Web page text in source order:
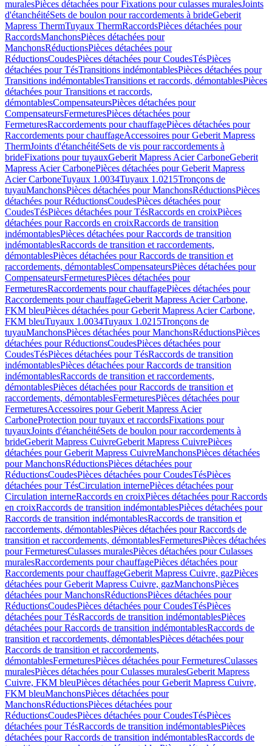
muralesPièces détachées pour Fixations pour culasses muralesJoints
d'étanchéitéSets de boulon pour raccordements à brideGeberit
Mapress ThermTuyaux ThermRaccordsPièces détachées pour
RaccordsManchonsPièces détachées pour
ManchonsRéductionsPièces détachées pour
RéductionsCoudesPièces détachées pour CoudesTésPièces
détachées pour TésTransitions indémontablesPièces détachées pour
Transitions indémontablesTransitions et raccords, démontablesPièces
détachées pour Transitions et raccords,
démontablesCompensateursPièces détachées pour
CompensateursFermeturesPièces détachées pour
FermeturesRaccordements pour chauffagePièces détachées pour
Raccordements pour chauffageAccessoires pour Geberit Mapress
ThermJoints d'étanchéitéSets de vis pour raccordements à
brideFixations pour tuyauxGeberit Mapress Acier CarboneGeberit
Mapress Acier CarbonePièces détachées pour Geberit Mapress
Acier CarboneTuyaux 1.0034Tuyaux 1.0215Tronçons de
tuyauManchonsPièces détachées pour ManchonsRéductionsPièces
détachées pour RéductionsCoudesPièces détachées pour
CoudesTésPièces détachées pour TésRaccords en croixPièces
détachées pour Raccords en croixRaccords de transition
indémontablesPièces détachées pour Raccords de transition
indémontablesRaccords de transition et raccordements,
démontablesPièces détachées pour Raccords de transition et
raccordements, démontablesCompensateursPièces détachées pour
CompensateursFermeturesPièces détachées pour
FermeturesRaccordements pour chauffagePièces détachées pour
Raccordements pour chauffageGeberit Mapress Acier Carbone,
FKM bleuPièces détachées pour Geberit Mapress Acier Carbone,
FKM bleuTuyaux 1.0034Tuyaux 1.0215Tronçons de
tuyauManchonsPièces détachées pour ManchonsRéductionsPièces
détachées pour RéductionsCoudesPièces détachées pour
CoudesTésPièces détachées pour TésRaccords de transition
indémontablesPièces détachées pour Raccords de transition
indémontablesRaccords de transition et raccordements,
démontablesPièces détachées pour Raccords de transition et
raccordements, démontablesFermeturesPièces détachées pour
FermeturesAccessoires pour Geberit Mapress Acier
CarboneProtection pour tuyaux et raccordsFixations pour
tuyauxJoints d'étanchéitéSets de boulon pour raccordements à
brideGeberit Mapress CuivreGeberit Mapress CuivrePièces
détachées pour Geberit Mapress CuivreManchonsPièces détachées
pour ManchonsRéductionsPièces détachées pour
RéductionsCoudesPièces détachées pour CoudesTésPièces
détachées pour TésCirculation internePièces détachées pour
Circulation interneRaccords en croixPièces détachées pour Raccords
en croixRaccords de transition indémontablesPièces détachées pour
Raccords de transition indémontablesRaccords de transition et
raccordements, démontablesPièces détachées pour Raccords de
transition et raccordements, démontablesFermeturesPièces détachées
pour FermeturesCulasses muralesPièces détachées pour Culasses
muralesRaccordements pour chauffagePièces détachées pour
Raccordements pour chauffageGeberit Mapress Cuivre, gazPièces
détachées pour Geberit Mapress Cuivre, gazManchonsPièces
détachées pour ManchonsRéductionsPièces détachées pour
RéductionsCoudesPièces détachées pour CoudesTésPièces
détachées pour TésRaccords de transition indémontablesPièces
détachées pour Raccords de transition indémontablesRaccords de
transition et raccordements, démontablesPièces détachées pour
Raccords de transition et raccordements,
démontablesFermeturesPièces détachées pour FermeturesCulasses
muralesPièces détachées pour Culasses muralesGeberit Mapress
Cuivre, FKM bleuPièces détachées pour Geberit Mapress Cuivre,
FKM bleuManchonsPièces détachées pour
ManchonsRéductionsPièces détachées pour
RéductionsCoudesPièces détachées pour CoudesTésPièces
détachées pour TésRaccords de transition indémontablesPièces
détachées pour Raccords de transition indémontablesRaccords de